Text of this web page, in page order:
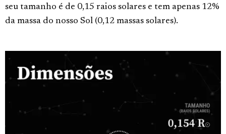
seu tamanho é de 0,15 raios solares e tem apenas 12%
da massa do nosso Sol (0,12 massas solares).